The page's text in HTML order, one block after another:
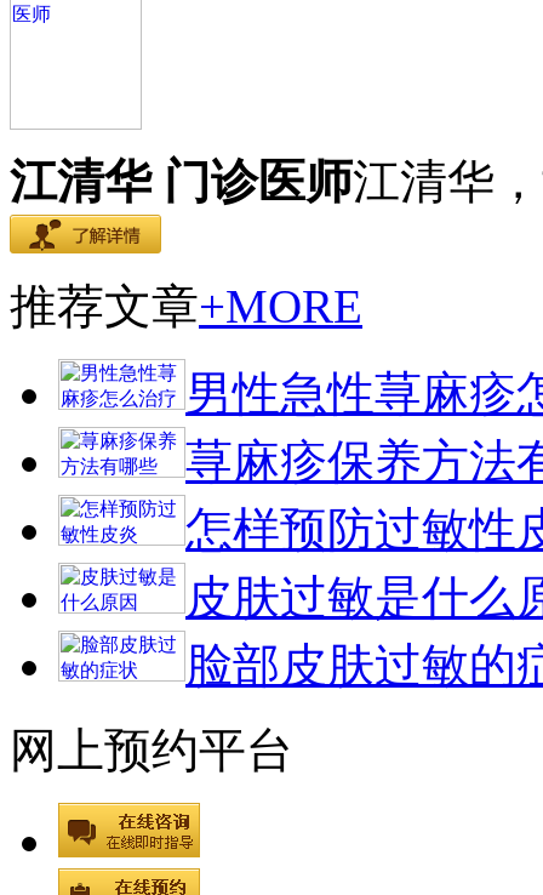
江清华 门诊医师江清华
推荐文章+MORE
男性急性荨麻疹
荨麻疹保养方法
怎样预防过敏性
皮肤过敏是什么
脸部皮肤过敏的
网上预约平台